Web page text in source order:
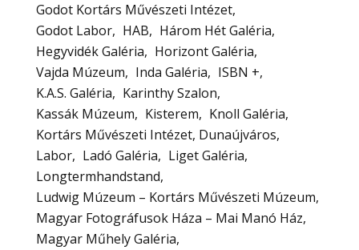
Godot Kortárs Művészeti Intézet
Godot Labor
HAB
Három Hét Galéria
Hegyvidék Galéria
Horizont Galéria
Vajda Múzeum
Inda Galéria
ISBN +
K.A.S. Galéria
Karinthy Szalon
Kassák Múzeum
Kisterem
Knoll Galéria
Kortárs Művészeti Intézet, Dunaújváros
Labor
Ladó Galéria
Liget Galéria
Longtermhandstand
Ludwig Múzeum – Kortárs Művészeti Múzeum
Magyar Fotográfusok Háza – Mai Manó Ház
Magyar Műhely Galéria